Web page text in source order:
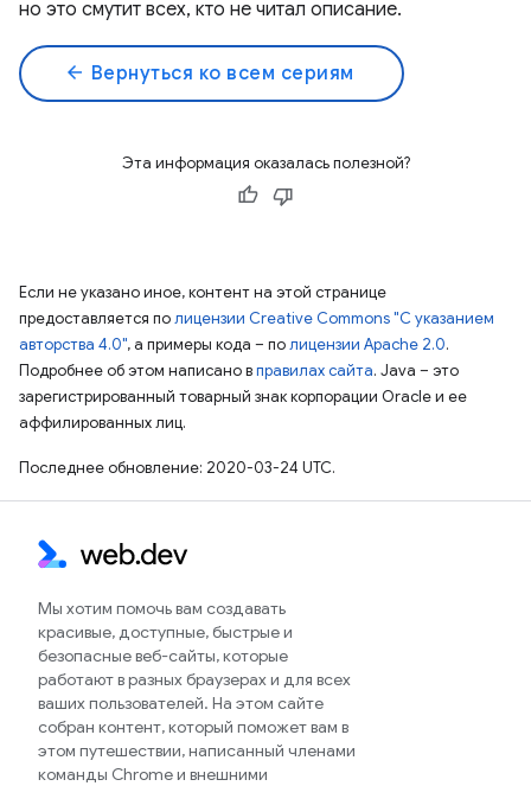
но это смутит всех, кто не читал описание.
arrow_back Вернуться ко всем сериям
Эта информация оказалась полезной?
Если не указано иное, контент на этой странице
предоставляется полицензии Creative Commons "С указанием
авторства 4.0", а примеры кода – полицензии Apache 2.0.
Подробнее об этом написано вправилах сайта. Java – это
зарегистрированный товарный знак корпорации Oracle и ее
аффилированных лиц.
Последнее обновление: 2020-03-24 UTC.
Мы хотим помочь вам создавать
красивые, доступные, быстрые и
безопасные веб-сайты, которые
работают в разных браузерах и для всех
ваших пользователей. На этом сайте
собран контент, который поможет вам в
этом путешествии, написанный членами
команды Chrome и внешними